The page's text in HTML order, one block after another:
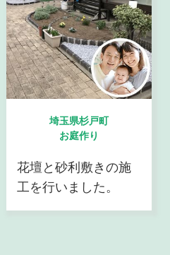
埼玉県杉戸町
お庭作り
花壇と砂利敷きの施
工を行いました。